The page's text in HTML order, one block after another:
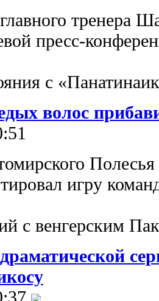
тренера
пресс-
с
волос
игру
с венгерским